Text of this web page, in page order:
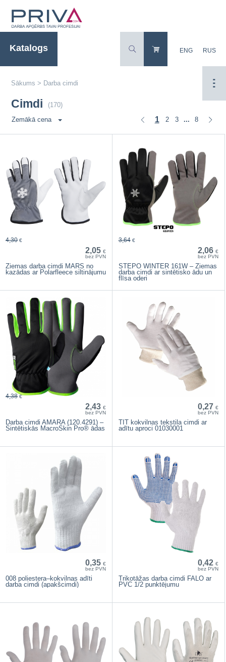
Katalogs ENG RUS
Sākums > Darba cimdi
Cimdi (170)
1 2 3 ... 8
Zemākā cena
2,05 €
bez PVN
4,30 €
Ziemas darba cimdi MARS no
kazādas ar Polarfleece siltinājumu
2,06 €
bez PVN
3,64 €
STEPO WINTER 161W – Ziemas
darba cimdi ar sintētisko ādu un
flīsa oderi
2,43 €
bez PVN
4,38 €
Darba cimdi AMARA (120.4291) –
Sintētiskās MacroSkin Pro® ādas
0,27 €
bez PVN
TIT kokvilnas tekstila cimdi ar
adītu aproci 01030001
0,35 €
bez PVN
008 poliestera–kokvilnas adīti
darba cimdi (apakšcimdi)
0,42 €
bez PVN
Trikotāžas darba cimdi FALO ar
PVC 1/2 punktējumu